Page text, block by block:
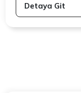
Detaya Git